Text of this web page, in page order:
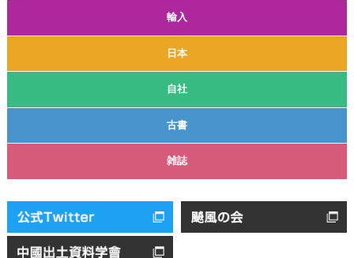
輸入
日本
自社
古書
雑誌